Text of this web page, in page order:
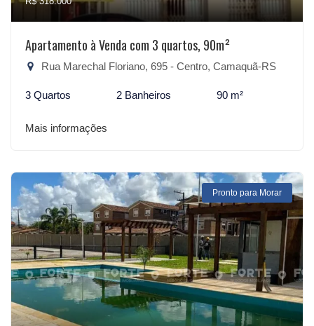
Apartamento à Venda com 3 quartos, 90m²
Rua Marechal Floriano, 695 - Centro, Camaquã-RS
3 Quartos 2 Banheiros 90 m²
Mais informações
Pronto para Morar